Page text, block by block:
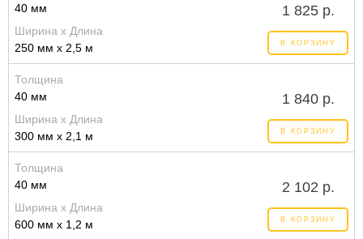
40 мм
Ширина x Длина
250 мм x 2,5 м
1 825 р.
В КОРЗИНУ
Толщина
40 мм
Ширина x Длина
300 мм x 2,1 м
1 840 р.
В КОРЗИНУ
Толщина
40 мм
Ширина x Длина
600 мм x 1,2 м
2 102 р.
В КОРЗИНУ